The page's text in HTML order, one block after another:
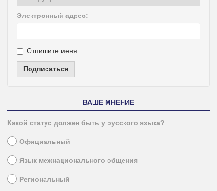
Электронный адрес:
Отпишите меня
Подписаться
ВАШЕ МНЕНИЕ
Какой статус должен быть у русского языка?
Официальный
Язык межнационального общения
Региональный